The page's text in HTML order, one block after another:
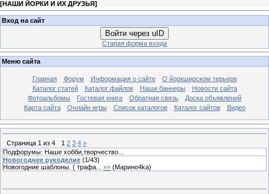
[НАШИ ЙОРКИ И ИХ ДРУЗЬЯ]
Вход на сайт
Войти через uID
Старая форма входа
Меню сайта
Главная Форум Информация о сайте
О йоркширском терьере
Каталог статей
Каталог файлов Наши баннеры
Новости сайта
Фотоальбомы
Гостевая книга Обратная связь
Доска объявлений
Карта сайта
Онлайн игры Список каталогов Каталог сайтов Видео
Страница 1 из 4 1 2 3 4 »
Подфорумы: Наше хобби,творчество...
Новогоднее рукоделие (1/43)
Новогодние шаблоны. ( трафа...
»» (Марино4kа)